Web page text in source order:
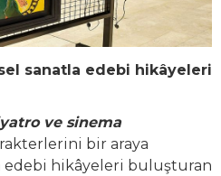
sanatla edebi hikâyeleri
ve sinema
bir araya
edebi hikâyeleri buluşturan